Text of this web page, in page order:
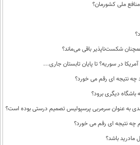
ملی کشورمان؟
در سوریه؟ تا پایان تابستان جاری...
چه نتیجه ای رقم می خورد؟
باشگاه دیگری برود؟
به عنوان سرمربی پرسپولیس تصمیم درستی بوده است؟
چه نتیجه ای رقم می خورد؟
مادرید باشد؟